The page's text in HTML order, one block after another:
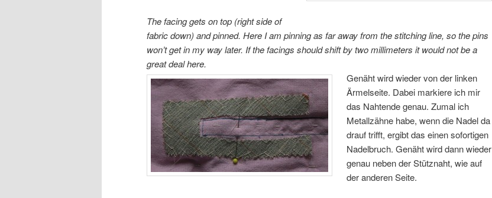
The facing gets on top (right side of
fabric down) and pinned. Here I am pinning as far away from the stitching line, so the pins
won’t get in my way later. If the facings should shift by two millimeters it would not be a
great deal here.
Genäht wird wieder von der linken
Ärmelseite. Dabei markiere ich mir
das Nahtende genau. Zumal ich
Metallzähne habe, wenn die Nadel da
drauf trifft, ergibt das einen sofortigen
Nadelbruch. Genäht wird dann wieder
genau neben der Stütznaht, wie auf
der anderen Seite.